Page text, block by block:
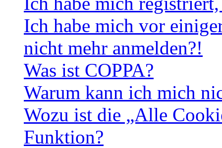
Ich habe mich vor
nicht mehr anmelden?!
Was ist COPPA?
Warum kann ich mich
Wozu ist die „Alle
Funktion?